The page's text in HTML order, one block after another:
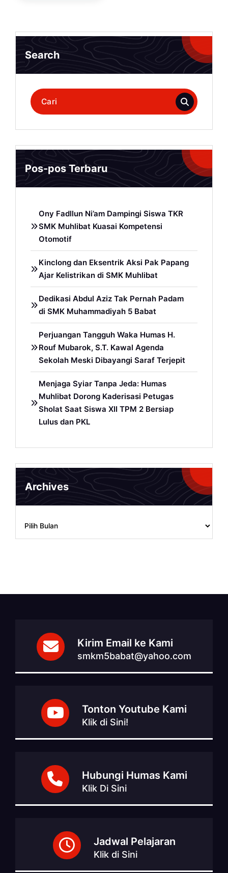
Search
Pencarian
untuk:
Pos-pos Terbaru
Ony Fadllun Ni’am Dampingi Siswa TKR
SMK Muhlibat Kuasai Kompetensi
Otomotif
Kinclong dan Eksentrik Aksi Pak Papang
Ajar Kelistrikan di SMK Muhlibat
Dedikasi Abdul Aziz Tak Pernah Padam
di SMK Muhammadiyah 5 Babat
Perjuangan Tangguh Waka Humas H.
Rouf Mubarok, S.T. Kawal Agenda
Sekolah Meski Dibayangi Saraf Terjepit
Menjaga Syiar Tanpa Jeda: Humas
Muhlibat Dorong Kaderisasi Petugas
Sholat Saat Siswa XII TPM 2 Bersiap
Lulus dan PKL
Archives
Kirim Email ke Kami
smkm5babat@yahoo.com
Tonton Youtube Kami
Klik di Sini!
Hubungi Humas Kami
Klik Di Sini
Jadwal Pelajaran
Klik di Sini